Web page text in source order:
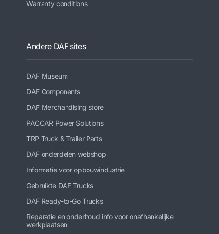
Warranty conditions
Andere DAF sites
DAF Museum
DAF Components
DAF Merchandising store
PACCAR Power Solutions
TRP Truck & Trailer Parts
DAF onderdelen webshop
Informatie voor opbouwindustrie
Gebruikte DAF Trucks
DAF Ready-to-Go Trucks
Reparatie en onderhoud info voor onafhankelijke
werkplaatsen